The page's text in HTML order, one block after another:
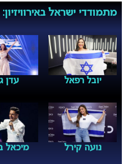
מתמודדי ישראל באירוויזיון:
יובל רפאל עדן
נועה קירל מיכאל